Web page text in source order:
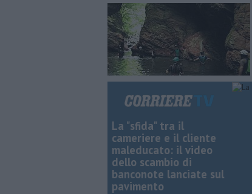
La "sfida" tra il
cameriere e il cliente
maleducato: il video
dello scambio di
banconote lanciate sul
pavimento